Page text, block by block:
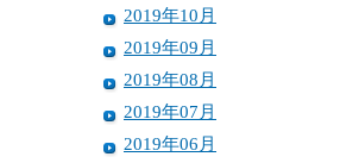
2019年10月
2019年09月
2019年08月
2019年07月
2019年06月